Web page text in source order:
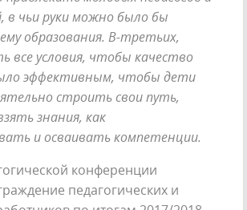
в чьи руки можно было бы
образования. В-третьих,
все условия, чтобы качество
эффективным, чтобы дети
строить свои путь,
знания, как
и осваивать компетенции.
конференции
педагогических и